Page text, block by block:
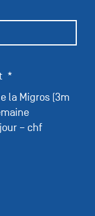
la Migros (3m
– chf